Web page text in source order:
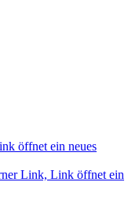
öffnet ein neues
Link, Link öffnet ein